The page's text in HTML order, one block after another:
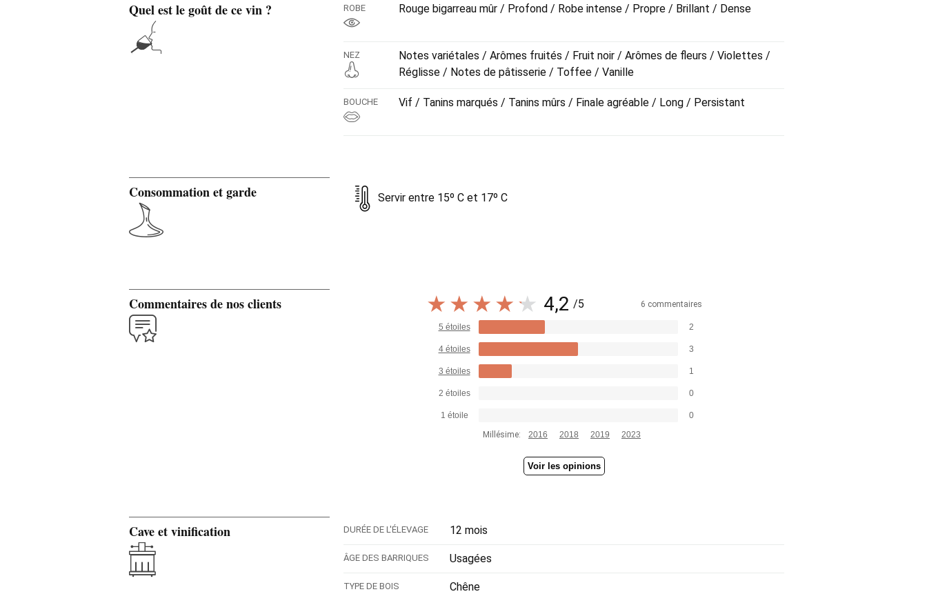
Quel est le goût de ce vin ? ROBE Rouge bigarreau mûr / Profond / Robe intense / Propre / Brillant / Dense
NEZ
Notes variétales / Arômes fruités / Fruit noir / Arômes de fleurs / Violettes /
Réglisse / Notes de pâtisserie / Toffee / Vanille
BOUCHE Vif / Tanins marqués / Tanins mûrs / Finale agréable / Long / Persistant
Consommation et garde Servir entre 15º C et 17º C
Commentaires de nos clients 4,2 /5 6 commentaires
5 étoiles 2
4 étoiles 3
3 étoiles 1
2 étoiles 0
1 étoile
0
Millésime:
2016 2018 2019 2023
Voir les opinions
Cave et vinification DURÉE DE L'ÉLEVAGE 12 mois
ÂGE DES BARRIQUES Usagées
TYPE DE BOIS Chêne